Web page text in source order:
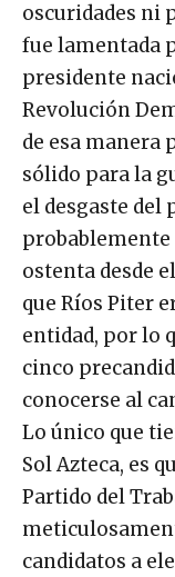
oscuridades ni
fue lamentada
presidente
Revolución
de esa manera
sólido para la
el desgaste del
probablemente
ostenta desde
que Ríos Piter
entidad, por lo
cinco
conocerse al
Lo único que
Sol Azteca, es
Partido del
candidatos a